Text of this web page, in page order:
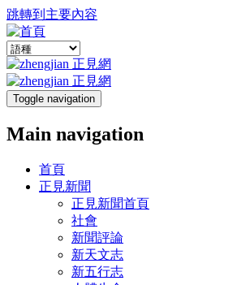
跳轉到主要內容
Toggle navigation
Main navigation
首頁
正見新聞
正見新聞首頁
社會
新聞評論
新天文志
新五行志